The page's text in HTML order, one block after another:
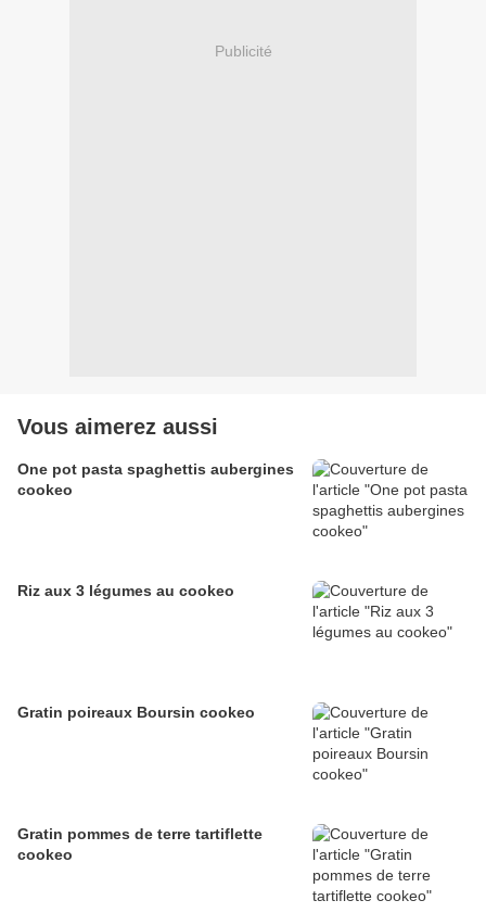
Publicité
Vous aimerez aussi
One pot pasta spaghettis aubergines
cookeo
Riz aux 3 légumes au cookeo
Gratin poireaux Boursin cookeo
Gratin pommes de terre tartiflette
cookeo